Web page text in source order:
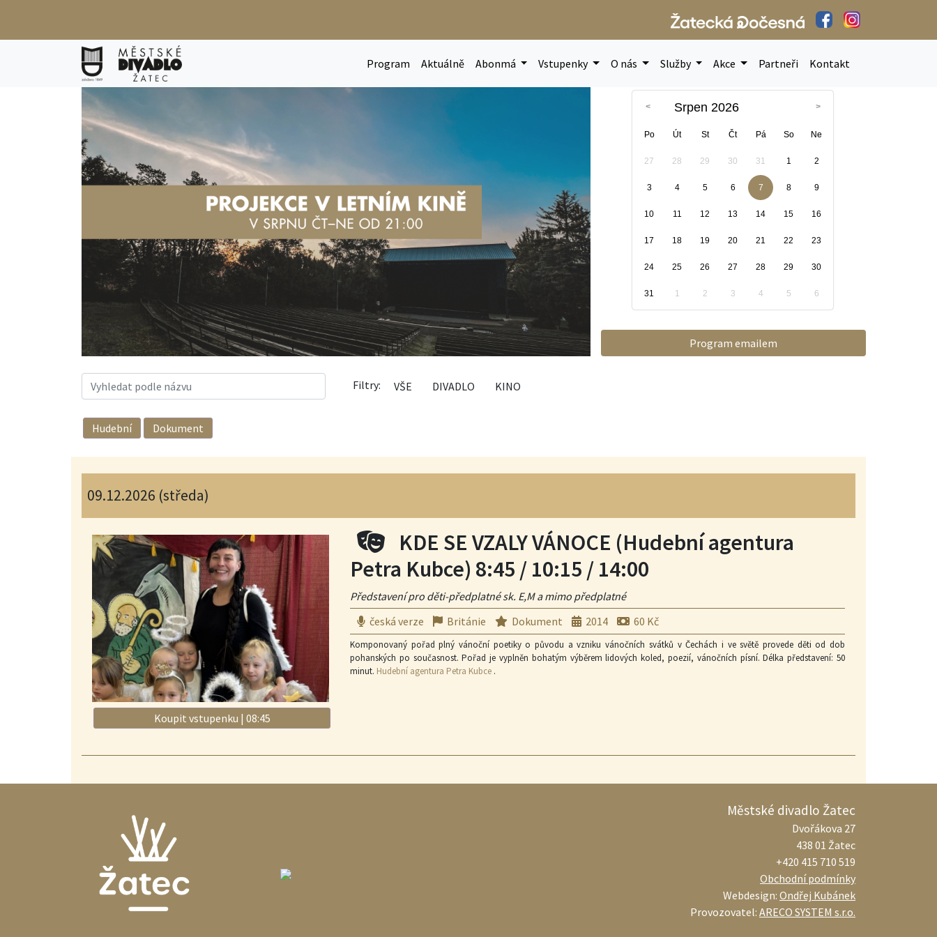
Program Aktuálně Abonmá Vstupenky O nás Služby Akce Partneři Kontakt
Srpen 2026
Po Út St Čt Pá So Ne
27 28 29 30 31 1 2
3 4 5 6 7 8 9
10 11 12 13 14 15 16
17 18 19 20 21 22 23
24 25 26 27 28 29 30
31 1 2 3 4 5 6
Program emailem
Filtry: VŠE DIVADLO KINO
Hudební Dokument
09.12.2026 (středa)
Koupit vstupenku | 08:45
Divadelní představení/Koncert
KDE SE VZALY VÁNOCE (Hudební agentura
Petra Kubce) 8:45 / 10:15 / 14:00
Představení pro děti-předplatné sk. E,M a mimo předplatné
česká verze
Británie Dokument 2014 60 Kč
Komponovaný pořad plný vánoční poetiky o původu a vzniku vánočních svátků v Čechách i ve světě provede děti od dob
pohanských po současnost. Pořad je vyplněn bohatým výběrem lidových koled, poezií, vánočních písní. Délka představení: 50
minut. Hudební agentura Petra Kubce .
Městské divadlo Žatec
Dvořákova 27
438 01 Žatec
+420 415 710 519
Obchodní podmínky
Webdesign: Ondřej Kubánek
Provozovatel: ARECO SYSTEM s.r.o.